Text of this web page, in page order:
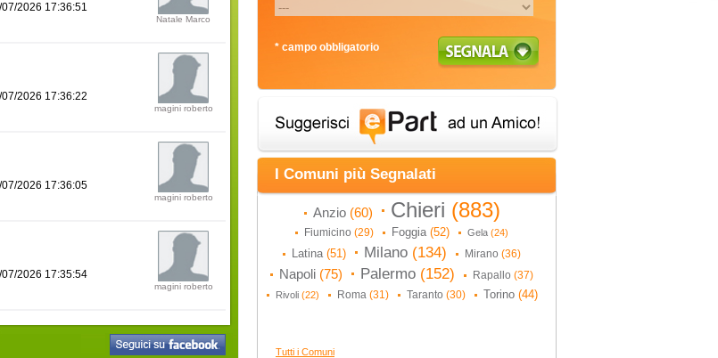
2026 17:36:51
Natale Marco
2026 17:36:22
magini roberto
2026 17:36:05
magini roberto
2026 17:35:54
magini roberto
* campo obbligatorio
I Comuni più Segnalati
Anzio (60) Chieri (883)
Fiumicino (29) Foggia (52) Gela (24)
Latina (51) Milano (134) Mirano (36)
Napoli (75) Palermo (152) Rapallo (37)
Rivoli (22) Roma (31) Taranto (30) Torino (44)
Tutti i Comuni